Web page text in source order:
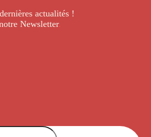
actualités !
Newsletter.